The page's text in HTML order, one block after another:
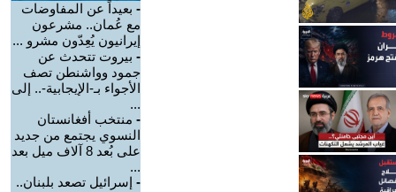
- بعيداً عن المفاوضات
مع عُمان.. مشرعون
إيرانيون يُعِدّون مشرو ...
- بيروت تتحدث عن
جمود وواشنطن تصف
الأجواء بـ-الإيجابية-.. إلى
...
- منتخب أفغانستان
النسوي يجتمع من جديد
على بُعد 8 آلاف ميل بعد
...
- إسرائيل تصعد بلبنان..